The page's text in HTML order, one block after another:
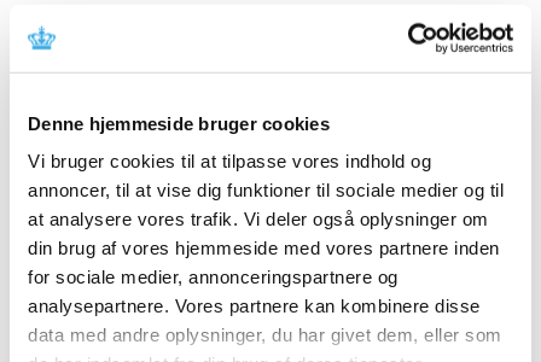
Denne hjemmeside bruger cookies
Vi bruger cookies til at tilpasse vores indhold og
annoncer, til at vise dig funktioner til sociale medier og til
at analysere vores trafik. Vi deler også oplysninger om
din brug af vores hjemmeside med vores partnere inden
for sociale medier, annonceringspartnere og
analysepartnere. Vores partnere kan kombinere disse
data med andre oplysninger, du har givet dem, eller som
Buronil får ikke generelt tilskud
Lægemiddelstyrelsen har besluttet, at Buronil,
filmovertrukne tabletter med indhold af
Cystifos får ikke generelt tilskud
|5. januar 2022
Lægemiddelstyrelsen har besluttet, at Cystifos, granulat
til oral opløsning, i brev, med indhold af